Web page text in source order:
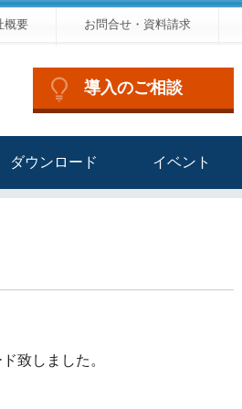
概要 お問合せ・資料請求
導入のご相談
ダウンロード イベント
致しました。